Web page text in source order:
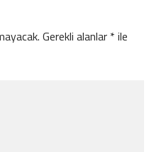
Gerekli alanlar * ile